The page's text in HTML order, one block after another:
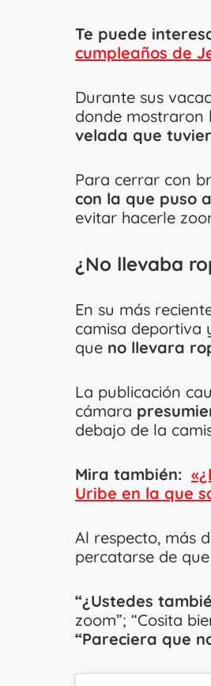
Te puede
cumpleaños de
Durante sus
donde mostraron
velada que
Para cerrar con
con la que puso
evitar hacerle
¿No llevaba
En su más
camisa deportiva
que no llevara
La publicación
cámara
debajo de la
Mira también:
Uribe en la que
Al respecto, más
percatarse de
“¿Ustedes
zoom”; “Cosita
“Pareciera que